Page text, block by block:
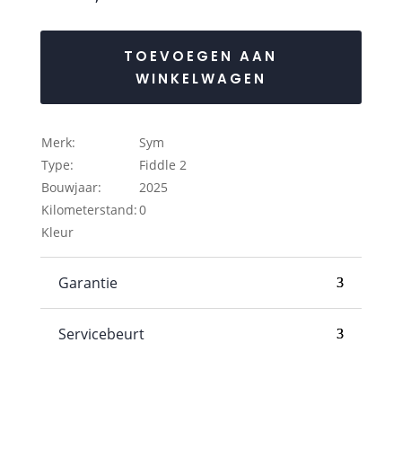
TOEVOEGEN AAN
WINKELWAGEN
Merk:
Sym
Type:
Fiddle 2
Bouwjaar:
2025
Kilometerstand:0
Kleur
Garantie
Servicebeurt